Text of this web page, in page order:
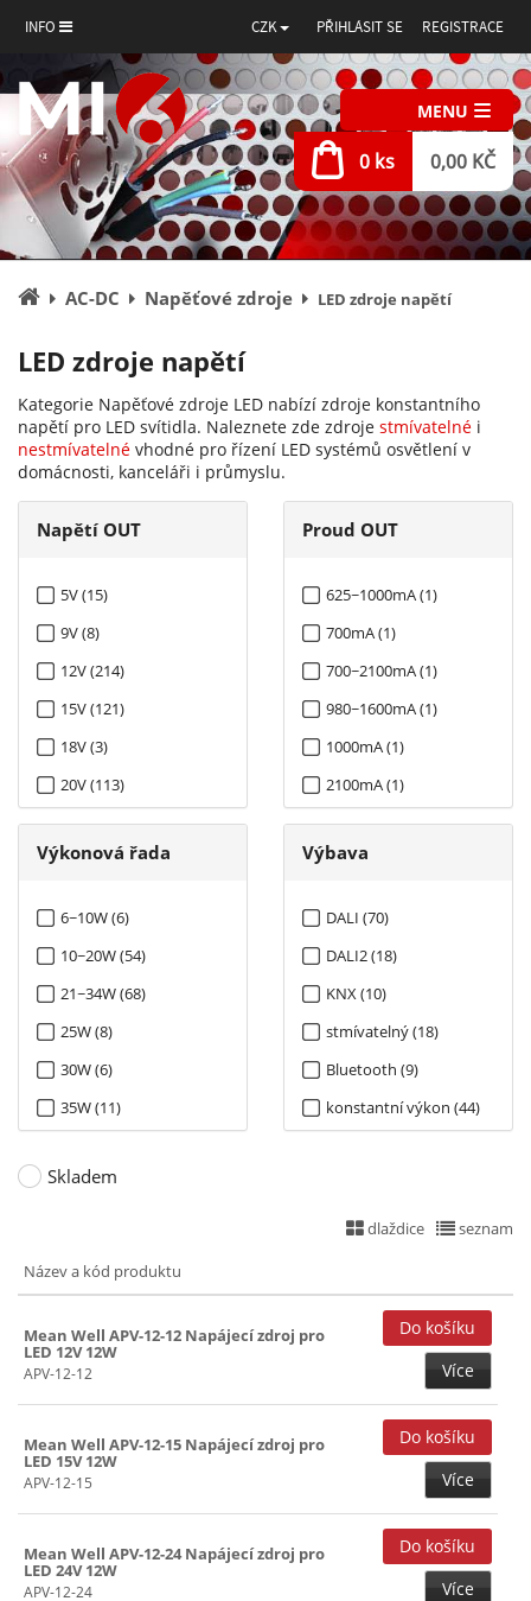
INFO CZK PŘIHLÁSIT SE REGISTRACE
MENU
0 ks 0,00 KČ
Úvodní
AC-DC Napěťové zdroje LED zdroje napětí
LED zdroje napětí
Kategorie Napěťové zdroje LED nabízí zdroje konstantního
napětí pro LED svítidla. Naleznete zde zdroje stmívatelné i
nestmívatelné vhodné pro řízení LED systémů osvětlení v
domácnosti, kanceláři i průmyslu.
Napětí OUT
5V (15)
9V (8)
12V (214)
15V (121)
18V (3)
20V (113)
24V (270)
27V (15)
Proud OUT
625~1000mA (1)
700mA (1)
700~2100mA (1)
980~1600mA (1)
1000mA (1)
2100mA (1)
4200mA (1)
Výkonová řada
6~10W (6)
10~20W (54)
21~34W (68)
25W (8)
30W (6)
35W (11)
45W (26)
60W (234)
65W (27)
70W (5)
75W (62)
80W (72)
90W (68)
120W (103)
Výbava
DALI (70)
DALI2 (18)
KNX (10)
stmívatelný (18)
Bluetooth (9)
konstantní výkon (44)
SELV, F, LPS (7)
SELV, F, PFC, PWM (88)
Programovací (54)
F, PFC, SELV (5)
Skladem
dlaždice seznam
Název a kód produktu
Mean Well APV-12-12 Napájecí zdroj pro
LED 12V 12W
APV-12-12 Více
Mean Well APV-12-15 Napájecí zdroj pro
LED 15V 12W
APV-12-15 Více
Mean Well APV-12-24 Napájecí zdroj pro
LED 24V 12W
APV-12-24 Více